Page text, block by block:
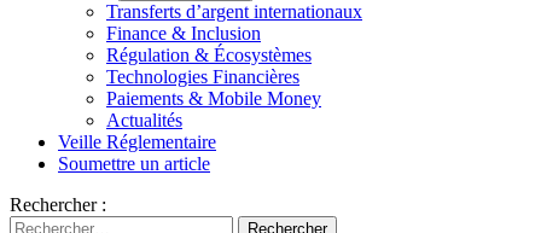
Transferts d’argent internationaux
Finance & Inclusion
Régulation & Écosystèmes
Technologies Financières
Paiements & Mobile Money
Actualités
Veille Réglementaire
Soumettre un article
Rechercher :
Rechercher